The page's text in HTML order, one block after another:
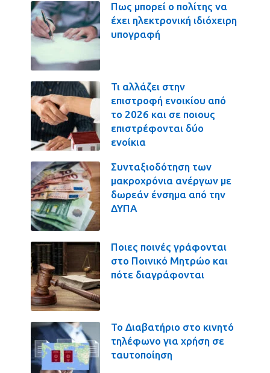
Πως μπορεί ο πολίτης να
έχει ηλεκτρονική ιδιόχειρη
υπογραφή
Τι αλλάζει στην
επιστροφή ενοικίου από
το 2026 και σε ποιους
επιστρέφονται δύο
ενοίκια
Συνταξιοδότηση των
μακροχρόνια ανέργων με
δωρεάν ένσημα από την
ΔΥΠΑ
Ποιες ποινές γράφονται
στο Ποινικό Μητρώο και
πότε διαγράφονται
Το Διαβατήριο στο κινητό
τηλέφωνο για χρήση σε
ταυτοποίηση